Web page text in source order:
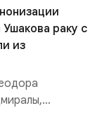
раку с
из